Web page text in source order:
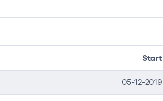
Start
05-12-2019